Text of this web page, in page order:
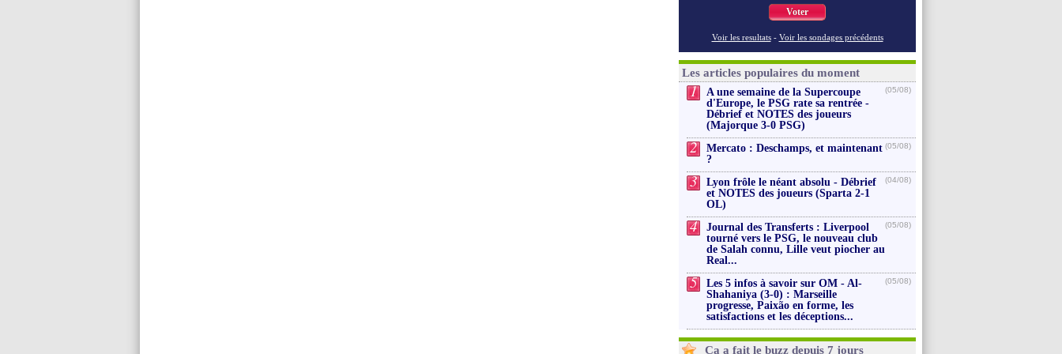
Voter
Voir les resultats - Voir les sondages précédents
Les articles populaires du moment
1
A une semaine de la Supercoupe
d'Europe, le PSG rate sa rentrée -
Débrief et NOTES des joueurs
(Majorque 3-0 PSG)
(05/08)
2
Mercato : Deschamps, et maintenant
?
(05/08)
3
Lyon frôle le néant absolu - Débrief
et NOTES des joueurs (Sparta 2-1
OL)
(04/08)
4
Journal des Transferts : Liverpool
tourné vers le PSG, le nouveau club
de Salah connu, Lille veut piocher au
Real...
(05/08)
5
Les 5 infos à savoir sur OM - Al-
Shahaniya (3-0) : Marseille
progresse, Paixão en forme, les
satisfactions et les déceptions...
(05/08)
Ça a fait le buzz depuis 7 jours